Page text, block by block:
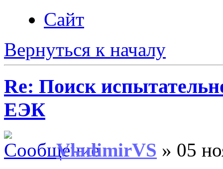
Сайт
Вернуться к началу
Re: Поиск
ЕЭК
VladimirVS » 05